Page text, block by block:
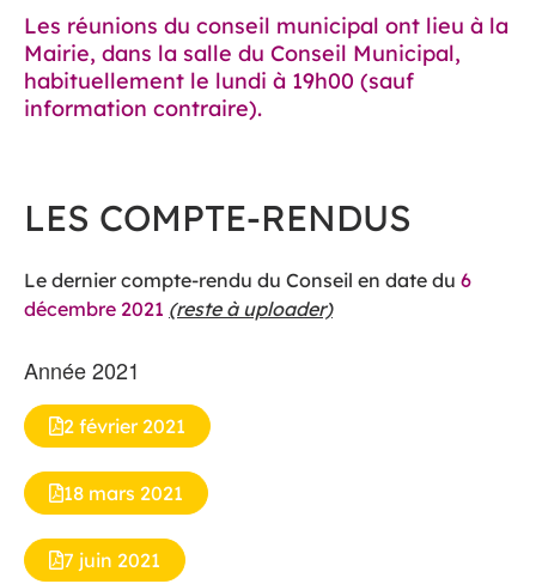
Les réunions du conseil municipal ont lieu à la
Mairie, dans la salle du Conseil Municipal,
habituellement le lundi à 19h00 (sauf
information contraire).
LES COMPTE-RENDUS
Le dernier compte-rendu du Conseil en date du 6
décembre 2021 (reste à uploader)
Année 2021
2 février 2021
18 mars 2021
7 juin 2021